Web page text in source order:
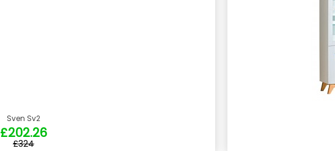
Sven Sv2
£202.26
£324